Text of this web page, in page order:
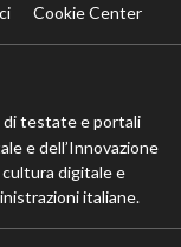
Cookie Center
di testate e portali
e dell’Innovazione
digitale e
italiane.